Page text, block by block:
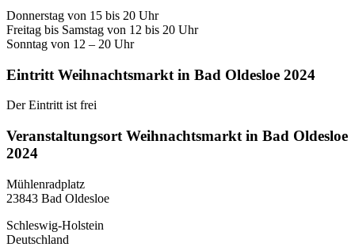
Donnerstag von 15 bis 20 Uhr
Freitag bis Samstag von 12 bis 20 Uhr
Sonntag von 12 – 20 Uhr
Eintritt Weihnachtsmarkt in Bad Oldesloe 2024
Der Eintritt ist frei
Veranstaltungsort Weihnachtsmarkt in Bad Oldesloe
2024
Mühlenradplatz
23843 Bad Oldesloe
Schleswig-Holstein
Deutschland